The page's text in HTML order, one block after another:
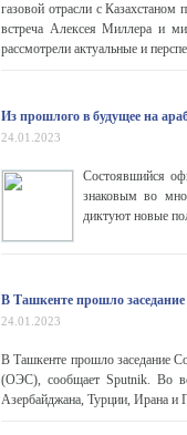
газовой отрасли с Казахстаном
встреча Алексея Миллера и
рассмотрели актуальные и
Из прошлого в будущее на
24.01.2023
Состоявшийся
знаковым во
диктуют новые
В Ташкенте прошло
24.01.2023
В Ташкенте прошло заседание
(ОЭС), сообщает Sputnik. Во
Азербайджана, Турции, Ирана и